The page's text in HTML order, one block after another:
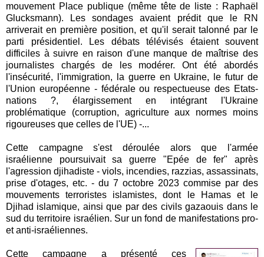
mouvement Place publique (même tête de liste : Raphaël
Glucksmann). Les sondages avaient prédit que le RN
arriverait en première position, et qu'il serait talonné par le
parti présidentiel. Les débats télévisés étaient souvent
difficiles à suivre en raison d'une manque de maîtrise des
journalistes chargés de les modérer. Ont été abordés
l'insécurité, l'immigration, la guerre en Ukraine, le futur de
l'Union européenne - fédérale ou respectueuse des Etats-
nations ?, élargissement en intégrant l'Ukraine
problématique (corruption, agriculture aux normes moins
rigoureuses que celles de l'UE) -...
Cette campagne s'est déroulée alors que l'armée
israélienne poursuivait sa guerre "Epée de fer" après
l'agression djihadiste - viols, incendies, razzias, assassinats,
prise d'otages, etc. - du 7 octobre 2023 commise par des
mouvements terroristes islamistes, dont le Hamas et le
Djihad islamique, ainsi que par des civils gazaouis dans le
sud du territoire israélien. Sur un fond de manifestations pro-
et anti-israéliennes.
Cette campagne a présenté ces